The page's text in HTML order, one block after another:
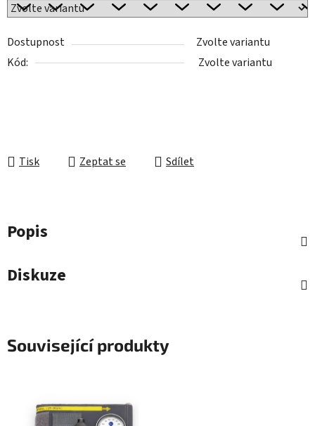
Dostupnost
Zvolte variantu
Kód:
Zvolte variantu
Tisk Zeptat se Sdílet
Popis
Diskuze
Související produkty